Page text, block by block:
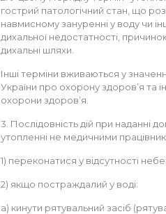
гострий патологічний стан, що
навмисному зануренні у воду чи
дихальної недостатності,
дихальні шляхи.
Інші терміни вживаються у
України про охорону здоров’я та
охорони здоров’я.
3. Послідовність дій при наданні
утопленні не медичними
1) переконатися у відсутності
2) якщо постраждалий у воді:
а) кинути рятувальний засіб